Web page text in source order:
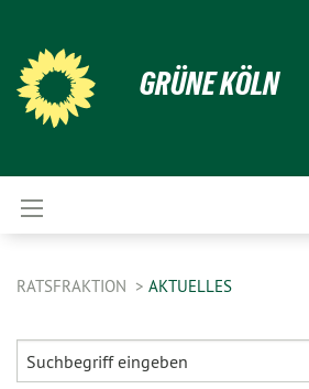
GRÜNE KÖLN
RATSFRAKTION AKTUELLES